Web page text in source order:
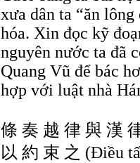
xưa dân ta “ăn
hóa. Xin đọc kỹ
nguyên nước ta đã
Quang Vũ để bác
hợp với luật nhà
條 奏 越 律 與 漢
以 約 束 之 (Ðiều